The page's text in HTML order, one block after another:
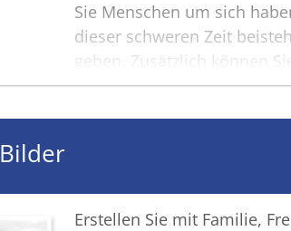
Sie Menschen um sich
dieser schweren Zeit
geben. Zusätzlich können
Gedenkseite Erinnerungen
Ihr Bestattungshaus
Bilder
Erstellen Sie mit Familie,